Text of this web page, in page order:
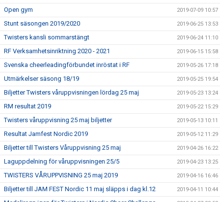
Open gym 2019-07-09 10:57
Stunt säsongen 2019/2020 2019-06-25 13:53
Twisters kansli sommarstängt 2019-06-24 11:10
RF Verksamhetsinriktning 2020 - 2021 2019-06-15 15:58
Svenska cheerleadingförbundet inröstat i RF 2019-05-26 17:18
Utmärkelser säsong 18/19 2019-05-25 19:54
Biljetter Twisters våruppvisningen lördag 25 maj 2019-05-23 13:24
RM resultat 2019 2019-05-22 15:29
Twisters våruppvisning 25 maj biljetter 2019-05-13 10:11
Resultat Jamfest Nordic 2019 2019-05-12 11:29
Biljetter till Twisters Våruppvisning 25 maj 2019-04-26 16:22
Laguppdelning för våruppvisningen 25/5 2019-04-23 13:25
TWISTERS VÅRUPPVISNING 25 maj 2019 2019-04-16 16:46
Biljetter till JAM FEST Nordic 11 maj släpps i dag kl.12 2019-04-11 10:44